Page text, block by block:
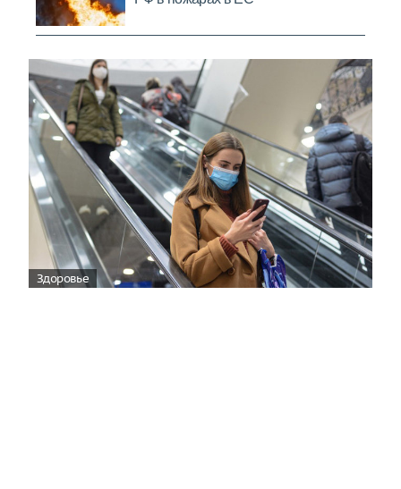
Здоровье